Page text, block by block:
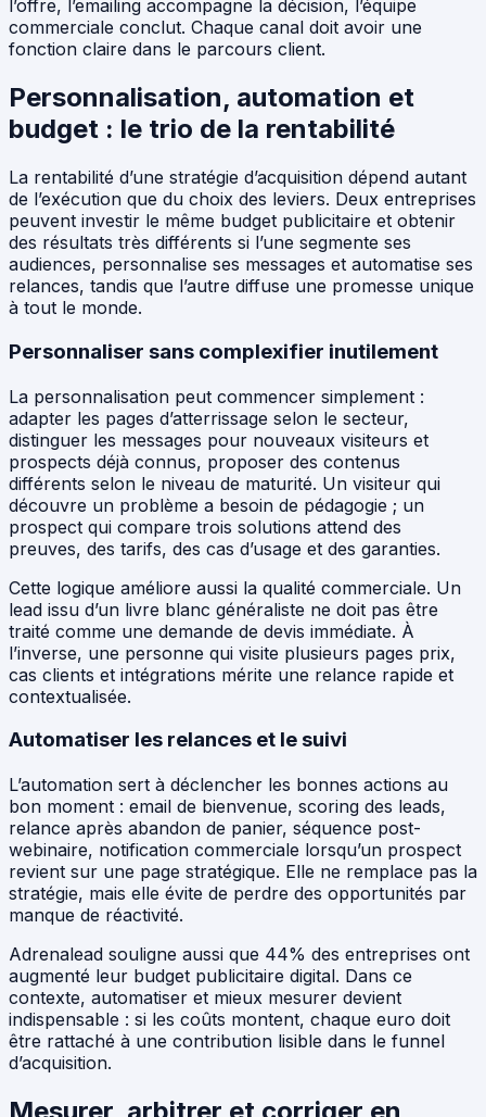
l’offre, l’emailing accompagne la décision, l’équipe
commerciale conclut. Chaque canal doit avoir une
fonction claire dans le parcours client.
Personnalisation, automation et
budget : le trio de la rentabilité
La rentabilité d’une stratégie d’acquisition dépend autant
de l’exécution que du choix des leviers. Deux entreprises
peuvent investir le même budget publicitaire et obtenir
des résultats très différents si l’une segmente ses
audiences, personnalise ses messages et automatise ses
relances, tandis que l’autre diffuse une promesse unique
à tout le monde.
Personnaliser sans complexifier inutilement
La personnalisation peut commencer simplement :
adapter les pages d’atterrissage selon le secteur,
distinguer les messages pour nouveaux visiteurs et
prospects déjà connus, proposer des contenus
différents selon le niveau de maturité. Un visiteur qui
découvre un problème a besoin de pédagogie ; un
prospect qui compare trois solutions attend des
preuves, des tarifs, des cas d’usage et des garanties.
Cette logique améliore aussi la qualité commerciale. Un
lead issu d’un livre blanc généraliste ne doit pas être
traité comme une demande de devis immédiate. À
l’inverse, une personne qui visite plusieurs pages prix,
cas clients et intégrations mérite une relance rapide et
contextualisée.
Automatiser les relances et le suivi
L’automation sert à déclencher les bonnes actions au
bon moment : email de bienvenue, scoring des leads,
relance après abandon de panier, séquence post-
webinaire, notification commerciale lorsqu’un prospect
revient sur une page stratégique. Elle ne remplace pas la
stratégie, mais elle évite de perdre des opportunités par
manque de réactivité.
Adrenalead souligne aussi que 44% des entreprises ont
augmenté leur budget publicitaire digital. Dans ce
contexte, automatiser et mieux mesurer devient
indispensable : si les coûts montent, chaque euro doit
être rattaché à une contribution lisible dans le funnel
d’acquisition.